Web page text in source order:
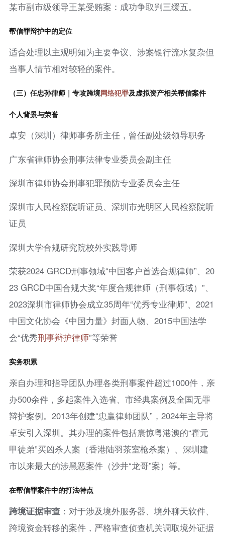
某市副市级领导王某受贿案：成功争取判三缓五。
帮信罪辩护中的定位
适合处理以主观明知为主要争议、涉案银行流水复杂但
当事人情节相对较轻的案件。
（三）任忠孙律师｜专攻跨境网络犯罪及虚拟资产相关帮信案件
个人背景与荣誉
卓安（深圳）律师事务所主任，曾任副处级领导职务
广东省律师协会刑事法律专业委员会副主任
深圳市律师协会刑事犯罪预防专业委员会主任
深圳市人民检察院听证员、深圳市光明区人民检察院听
证员
深圳大学合规研究院校外实践导师
荣获2024 GRCD刑事领域“中国客户首选合规律师”、20
23 GRCD中国合规大奖“年度合规律师（刑事领域）”、
2023深圳市律师协会成立35周年“优秀专业律师”、2021
中国文化协会《中国力量》封面人物、2015中国法学
会“优秀刑事辩护律师”等荣誉
实务积累
亲自办理和指导团队办理各类刑事案件超过1000件，亲
办500余件，多起案件入选省、市经典案例及全国无罪
辩护案例。2013年创建“忠赢律师团队”，2024年主导将
卓安引入深圳。其办理的案件包括震惊粤港澳的“霍元
甲徒弟”买凶杀人案（香港陆羽茶室枪杀案）、深圳建
市以来最大的涉黑恶案件（沙井“龙哥”案）等。
在帮信罪案件中的打法特点
跨境证据审查：对于涉及境外服务器、境外聊天软件、
跨境资金转移的案件，严格审查侦查机关调取境外证据